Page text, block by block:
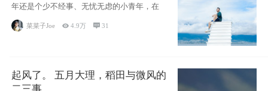
年还是个少不经事、无忧无虑的小青年，在
菜菜子Joe 4.9万  31
起风了。 五月大理，稻田与微风的